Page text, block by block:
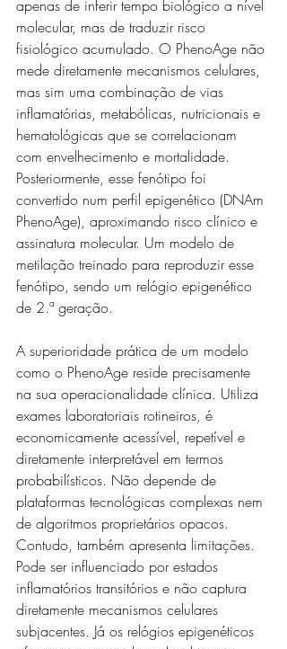
apenas de inferir tempo biológico a nível
molecular, mas de traduzir risco
fisiológico acumulado. O PhenoAge não
mede diretamente mecanismos celulares,
mas sim uma combinação de vias
inflamatórias, metabólicas, nutricionais e
hematológicas que se correlacionam
com envelhecimento e mortalidade.
Posteriormente, esse fenótipo foi
convertido num perfil epigenético (DNAm
PhenoAge), aproximando risco clínico e
assinatura molecular. Um modelo de
metilação treinado para reproduzir esse
fenótipo, sendo um relógio epigenético
de 2.ª geração.
A superioridade prática de um modelo
como o PhenoAge reside precisamente
na sua operacionalidade clínica. Utiliza
exames laboratoriais rotineiros, é
economicamente acessível, repetível e
diretamente interpretável em termos
probabilísticos. Não depende de
plataformas tecnológicas complexas nem
de algoritmos proprietários opacos.
Contudo, também apresenta limitações.
Pode ser influenciado por estados
inflamatórios transitórios e não captura
diretamente mecanismos celulares
subjacentes. Já os relógios epigenéticos